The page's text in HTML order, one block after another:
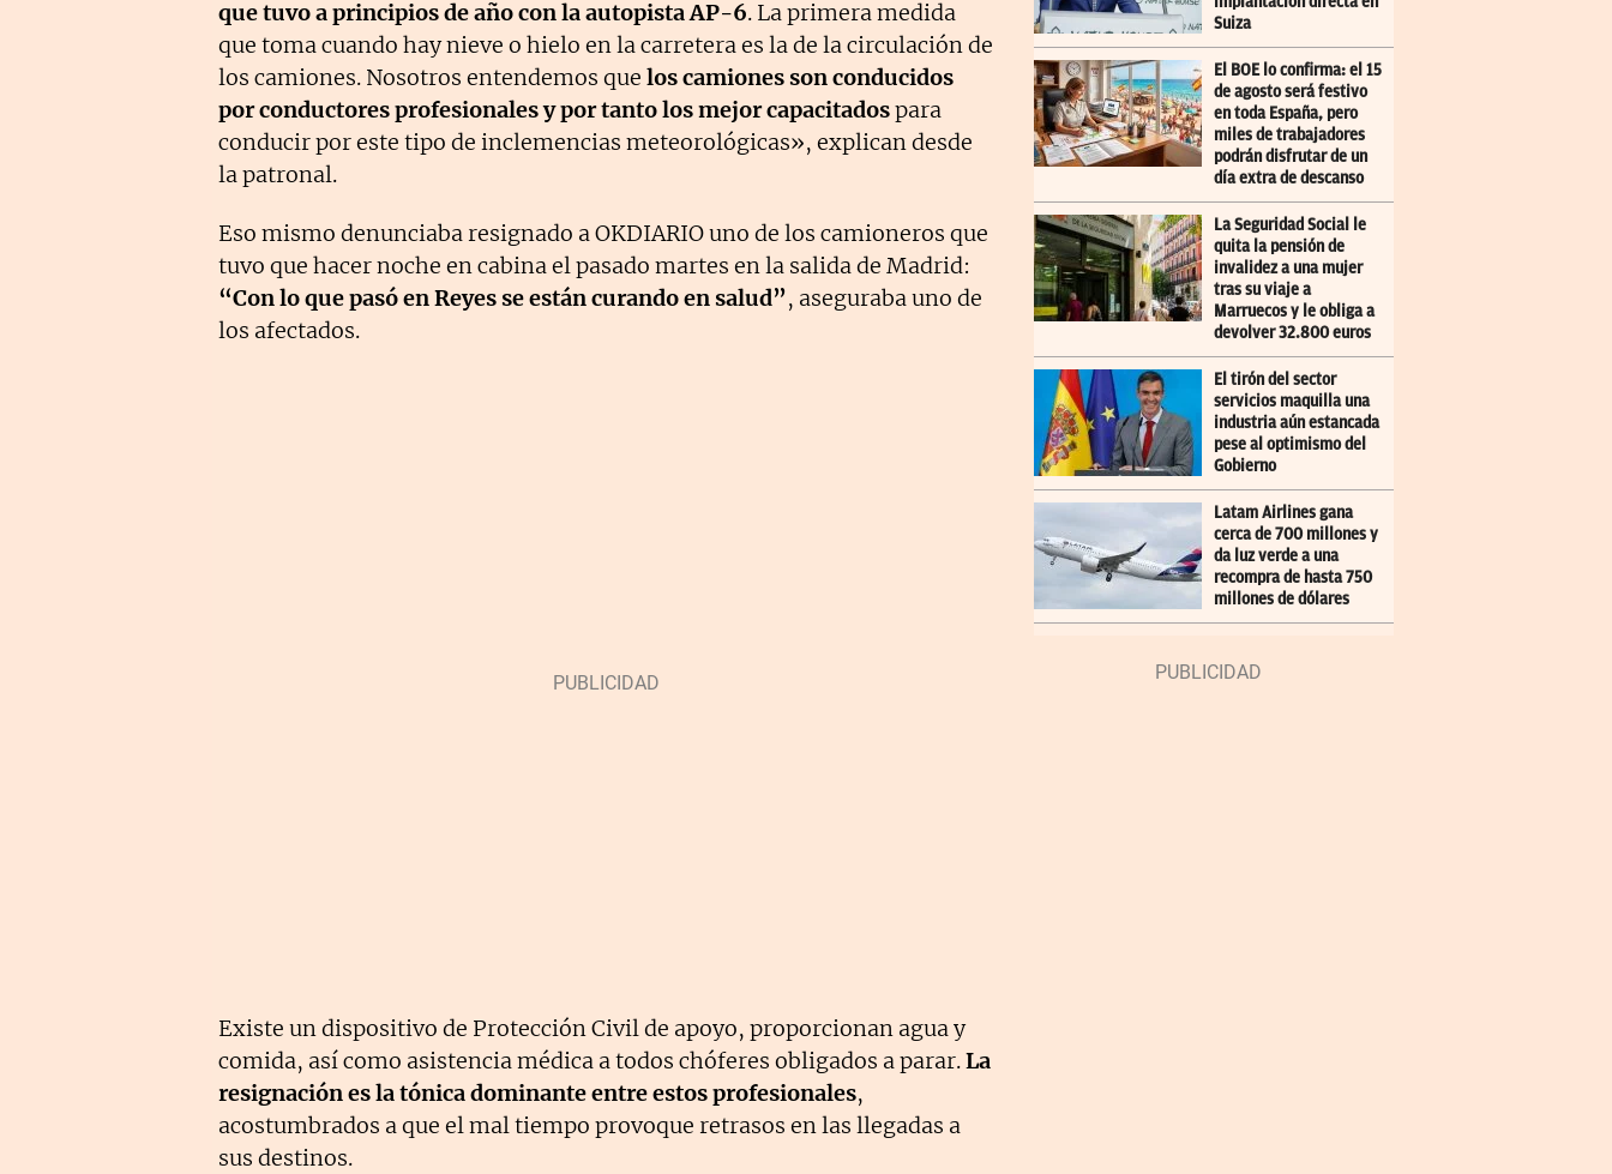
que tuvo a principios de año con la autopista AP-6. La primera medida
que toma cuando hay nieve o hielo en la carretera es la de la circulación de
los camiones. Nosotros entendemos que los camiones son conducidos
por conductores profesionales y por tanto los mejor capacitadospara
conducir por este tipo de inclemencias meteorológicas», explican desde
la patronal.
Eso mismo denunciaba resignado a OKDIARIO uno de los camioneros que
tuvo que hacer noche en cabina el pasado martes en la salida de Madrid:
“Con lo que pasó en Reyes se están curando en salud”, aseguraba uno de
los afectados.
Existe un dispositivo de Protección Civil de apoyo, proporcionan agua y
comida, así como asistencia médica a todos chóferes obligados a parar.La
resignación es la tónica dominante entre estos profesionales,
acostumbrados a que el mal tiempo provoque retrasos en las llegadas a
sus destinos.
Suiza
El BOE lo confirma: el 15
de agosto será festivo
en toda España, pero
miles de trabajadores
podrán disfrutar de un
día extra de descanso
La Seguridad Social le
quita la pensión de
invalidez a una mujer
tras su viaje a
Marruecos y le obliga a
devolver 32.800 euros
El tirón del sector
servicios maquilla una
industria aún estancada
pese al optimismo del
Gobierno
Latam Airlines gana
cerca de 700 millones y
da luz verde a una
recompra de hasta 750
millones de dólares